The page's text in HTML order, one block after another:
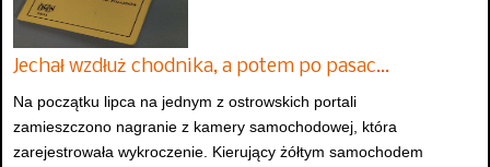
Jechał wzdłuż chodnika, a potem po pasac…
Na początku lipca na jednym z ostrowskich portali
zamieszczono nagranie z kamery samochodowej, która
zarejestrowała wykroczenie. Kierujący żółtym samochodem